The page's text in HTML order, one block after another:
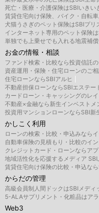
死亡・医療・介護保険はSBIいきい
賃貸住宅向け保険、バイク・自転
犬猫うさぎのペット保険はSBIプリ
インターネット専用のペット保険
単独でも上乗せでも入れる地震補
お金の情報・相談
ファンド検索・比較なら投資信託
資産運用・保険・住宅ローンのご
住宅ローンならSBIアルヒ
不動産担保ローンならSBIエステー
カードローン・キャッシングのレイ
不動産×金融なら新生インベストメ
投資用マンションローンならSBI新
かしこく利用
ローンの検索・比較・申込みなら
自動車保険の見積もり・比較のイ
クレジットカード・ローンならア
地域活性化を応援するメディア SBI
賃貸住宅向け保険の比較・申込な
からだの管理
高級会員制人間ドックはSBIメディ
5-ALAサプリメント・化粧品はア
Web3